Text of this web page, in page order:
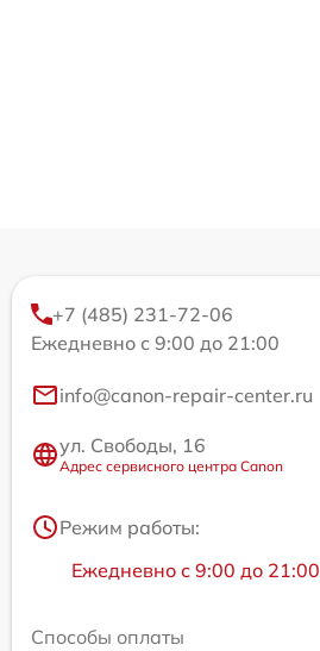
+7 (485) 231-72-06
Ежедневно с 9:00 до 21:00
info@canon-repair-center.ru
ул. Свободы, 16
Адрес сервисного центра Canon
Режим работы:
Ежедневно с 9:00 до 21:00
Способы оплаты